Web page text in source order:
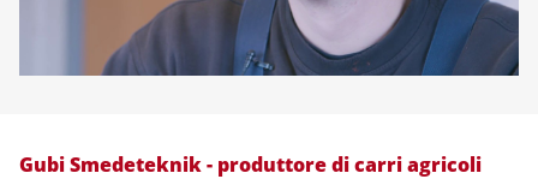
Gubi Smedeteknik - produttore di carri agricoli